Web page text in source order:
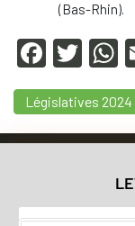
(Bas-Rhin).
F
a
c
e
T
wi
tt
er
h
s
p
Législatives 2024